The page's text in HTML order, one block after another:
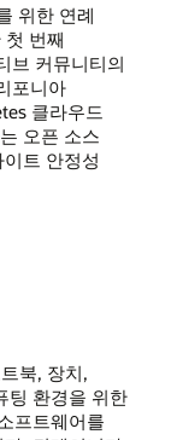
위한 연례
번째
브 커뮤니티의
포니아
클라우드
오픈 소스
트 안정성
북, 장치,
팅 환경을 위한
프트웨어를